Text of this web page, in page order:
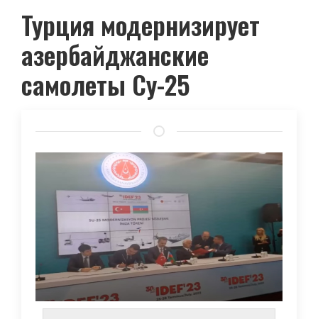
Турция модернизирует
азербайджанские
самолеты Су-25